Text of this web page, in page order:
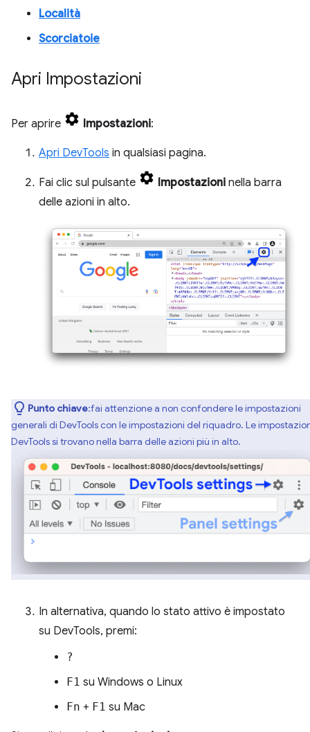
Località
Scorciatoie
Apri Impostazioni
Per aprire Impostazioni:
Apri DevTools in qualsiasi pagina.
Fai clic sul pulsante Impostazioni nella barra
delle azioni in alto.
Punto chiave:fai attenzione a non confondere le impostazioni
generali di DevTools con le impostazioni del riquadro. Le
DevTools si trovano nella barra delle azioni più in alto.
In alternativa, quando lo stato attivo è impostato
su DevTools, premi:
?
F1 su Windows o Linux
Fn + F1 su Mac